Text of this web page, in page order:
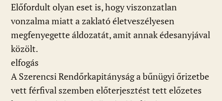
Előfordult olyan eset is, hogy viszonzatlan
vonzalma miatt a zaklató életveszélyesen
megfenyegette áldozatát, amit annak édesanyjával
közölt.
elfogás
A Szerencsi Rendőrkapitányság a bűnügyi őrizetbe
vett férfival szemben előterjesztést tett előzetes